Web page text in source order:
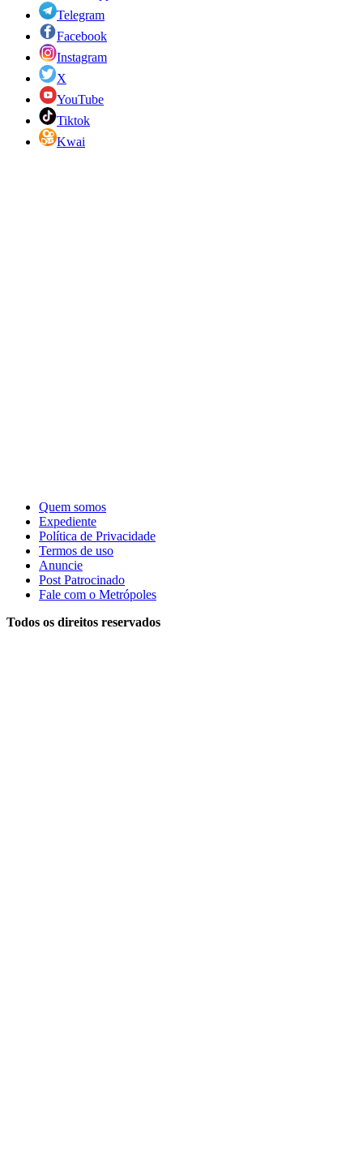
Telegram
Facebook
Instagram
X
YouTube
Tiktok
Kwai
Quem somos
Expediente
Política de Privacidade
Termos de uso
Anuncie
Post Patrocinado
Fale com o Metrópoles
Todos os direitos reservados